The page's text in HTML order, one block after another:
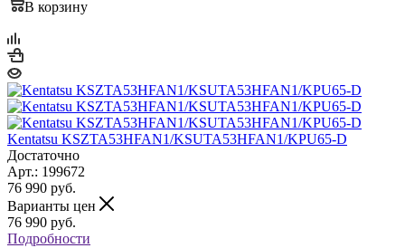
В корзину
Kentatsu KSZTA53HFAN1/KSUTA53HFAN1/KPU65-D
Достаточно
Арт.: 199672
76 990 руб.
Варианты цен
76 990 руб.
Подробности